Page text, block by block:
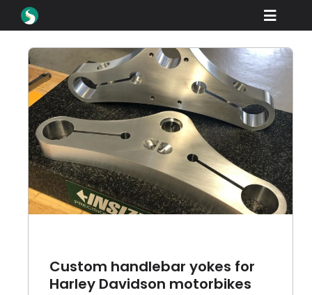
Salta
Toggle
Prodotti
Download
Imparare
Come acquistare
Vetrina
Industrie
SupportoCustom handlebar yokes for
Harley Davidson motorbikes